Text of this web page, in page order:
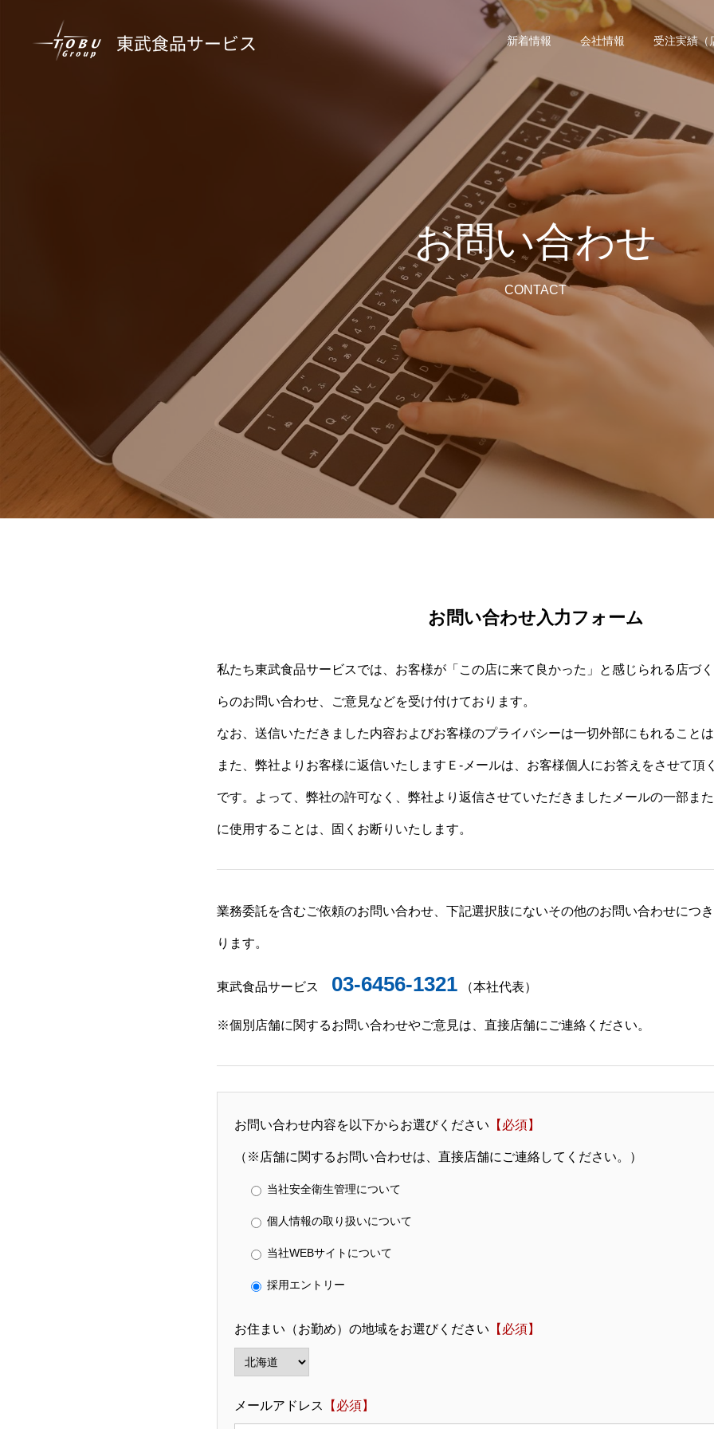
新着情報 会社情報 受注実績（
お問い合わせ
CONTACT
お問い合わせ入力フォーム
私たち東武食品サービスでは、お客様が「この店に来て良かった」と感じられる店づ
らのお問い合わせ、ご意見などを受け付けております。
なお、送信いただきました内容およびお客様のプライバシーは一切外部にもれること
また、弊社よりお客様に返信いたしますＥ-メールは、お客様個人にお答えをさせて頂
です。よって、弊社の許可なく、弊社より返信させていただきましたメールの一部ま
に使用することは、固くお断りいたします。
業務委託を含むご依頼のお問い合わせ、下記選択肢にないその他のお問い合わせにつ
ります。
東武食品サービス 03-6456-1321 （本社代表）
※個別店舗に関するお問い合わせやご意見は、直接店舗にご連絡ください。
お問い合わせ内容を以下からお選びください 【必須】
（※店舗に関するお問い合わせは、直接店舗にご連絡してください。）
当社安全衛生管理について
個人情報の取り扱いについて
当社WEBサイトについて
採用エントリー
お住まい（お勤め）の地域をお選びください 【必須】
メールアドレス 【必須】